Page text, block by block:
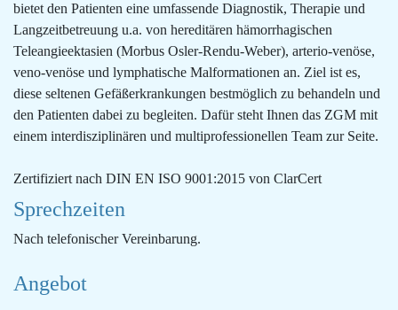
bietet den Patienten eine umfassende Diagnostik, Therapie und
Langzeitbetreuung u.a. von hereditären hämorrhagischen
Teleangieektasien (Morbus Osler-Rendu-Weber), arterio-venöse,
veno-venöse und lymphatische Malformationen an. Ziel ist es,
diese seltenen Gefäßerkrankungen bestmöglich zu behandeln und
den Patienten dabei zu begleiten. Dafür steht Ihnen das ZGM mit
einem interdisziplinären und multiprofessionellen Team zur Seite.
Zertifiziert nach DIN EN ISO 9001:2015 von ClarCert
Sprechzeiten
Nach telefonischer Vereinbarung.
Angebot